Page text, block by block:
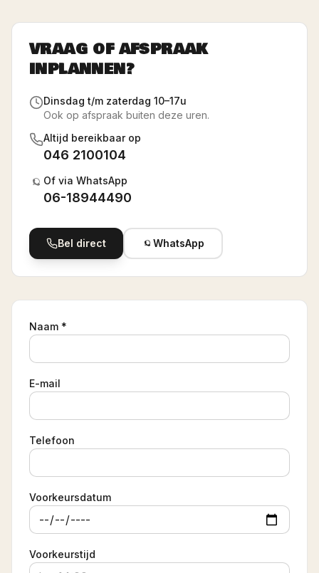
VRAAG OF AFSPRAAK
INPLANNEN?
Dinsdag t/m zaterdag 10–17u
Ook op afspraak buiten deze uren.
Altijd bereikbaar op
046 2100104
Of via WhatsApp
06-18944490
Bel direct WhatsApp
Naam *
E-mail
Telefoon
Voorkeursdatum
Voorkeurstijd